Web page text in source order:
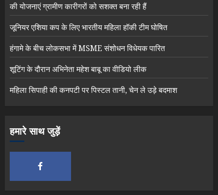
की योजनाएं ग्रामीण कारीगरों को सशक्त बना रही हैं
जूनियर एशिया कप के लिए भारतीय महिला हॉकी टीम घोषित
हंगामे के बीच लोकसभा में MSME संशोधन विधेयक पारित
शूटिंग के दौरान अभिनेता महेश बाबू का वीडियो लीक
महिला सिपाही की कनपटी पर पिस्टल तानी, चेन ले उड़े बदमाश
हमारे साथ जुड़ें